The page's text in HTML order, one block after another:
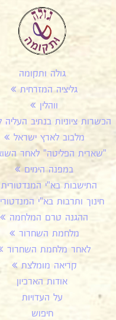
גולה ותקומה
גליציה המזרחית
ווהלין
הכשרות ציוניות בנתיב העליה
מלבוב לארץ ישראל
"שארית הפליטה" לאחר
במפנה הימים
התישבות בא"י המנדטורית
חינוך ותרבות בא"י
ההגנה טרם המלחמה
מלחמת השחרור
לאחר מלחמת השחרור
קריאה מומלצת
אודות הארכיון
על העדויות
חיפוש